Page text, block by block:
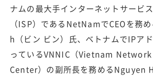
ナムの最大手インターネットサービ
（ISP）であるNetNamでCEOを務
h（ビン ビン）氏、ベトナムでIPア
っているVNNIC（Vietnam
Center）の副所長を務めるNguyen